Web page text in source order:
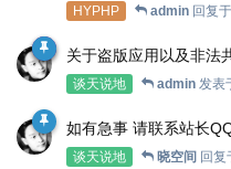
HYPHP admin 回复于
关于盗版应用以及非法
谈天说地 admin 发表
如有急事 请联系站长
谈天说地 晓空间 回复